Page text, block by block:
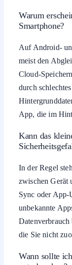
Warum
Smartphone?
Auf Android-
meist den
Cloud-
durch
App, die im
Kann das
In der Regel
zwischen Gerät
Sync oder App-
unbekannte
Datenverbrauch
die Sie nicht
Wann sollte